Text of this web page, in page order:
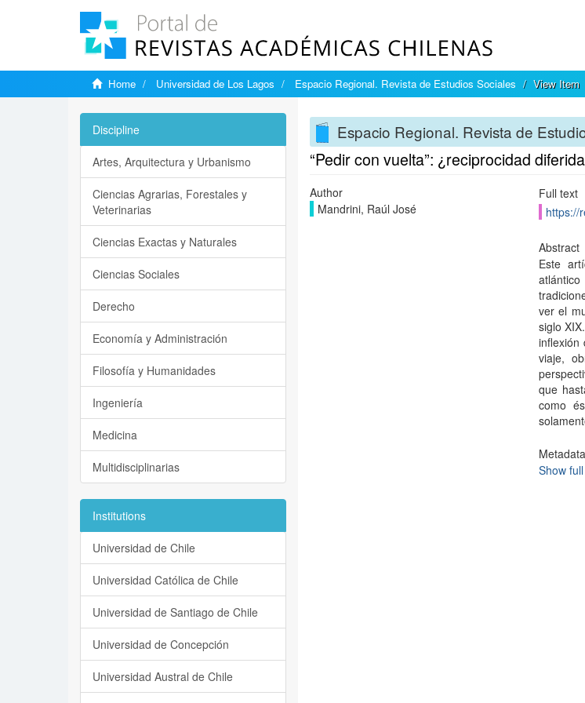
Home Universidad de Los Lagos Espacio Regional. Revista de Estudios Sociales View Item
Espacio Regional. Revista de
“Pedir con vuelta”: ¿reciprocidad
Author
Mandrini, Raúl José
Full text
https://
Abstract
Este
ver el
siglo
inflexión
viaje,
que
como
Metadata
Show
Discipline
Artes, Arquitectura y Urbanismo
Ciencias Agrarias, Forestales y
Veterinarias
Ciencias Exactas y Naturales
Ciencias Sociales
Derecho
Economía y Administración
Filosofía y Humanidades
Ingeniería
Medicina
Multidisciplinarias
Institutions
Universidad de Chile
Universidad Católica de Chile
Universidad de Santiago de Chile
Universidad de Concepción
Universidad Austral de Chile